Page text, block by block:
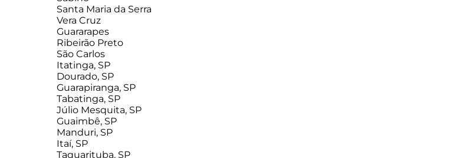
Santa Maria da Serra
Vera Cruz
Guararapes
Ribeirão Preto
São Carlos
Itatinga, SP
Dourado, SP
Guarapiranga, SP
Tabatinga, SP
Júlio Mesquita, SP
Guaimbê, SP
Manduri, SP
Itaí, SP
Taquarituba, SP